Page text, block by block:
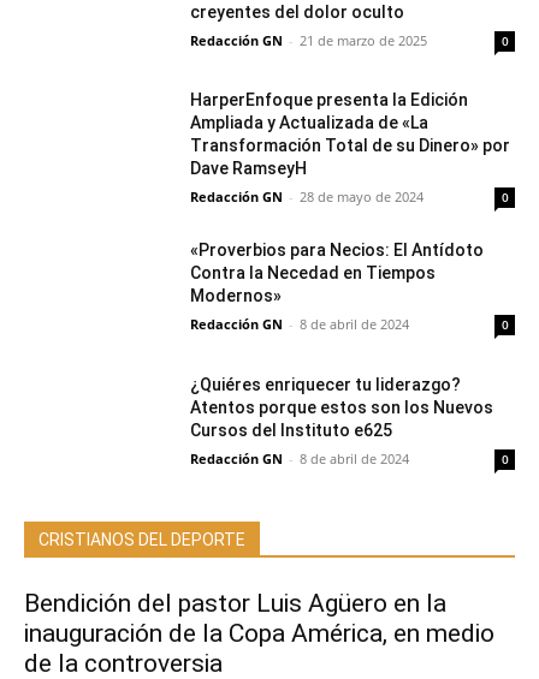
creyentes del dolor oculto
Redacción GN - 21 de marzo de 2025 0
HarperEnfoque presenta la Edición
Ampliada y Actualizada de «La
Transformación Total de su Dinero» por
Dave RamseyH
Redacción GN - 28 de mayo de 2024 0
«Proverbios para Necios: El Antídoto
Contra la Necedad en Tiempos
Modernos»
Redacción GN - 8 de abril de 2024 0
¿Quiéres enriquecer tu liderazgo?
Atentos porque estos son los Nuevos
Cursos del Instituto e625
Redacción GN - 8 de abril de 2024 0
CRISTIANOS DEL DEPORTE
Bendición del pastor Luis Agüero en la
inauguración de la Copa América, en medio
de la controversia